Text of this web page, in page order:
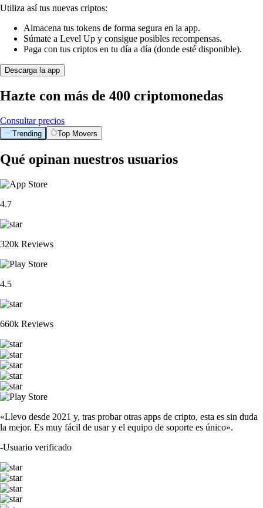
Utiliza así tus nuevas criptos:
Almacena tus tokens de forma segura en la app.
Súmate a Level Up y consigue posibles recompensas.
Paga con tus criptos en tu día a día (donde esté disponible).
Descarga la app
Hazte con más de 400 criptomonedas
Consultar precios
Trending Top Movers
Qué opinan nuestros usuarios
4.7
320k Reviews
4.5
660k Reviews
«Llevo desde 2021 y, tras probar otras apps de cripto, esta es sin duda
la mejor. Es muy fácil de usar y el equipo de soporte es único».
-Usuario verificado